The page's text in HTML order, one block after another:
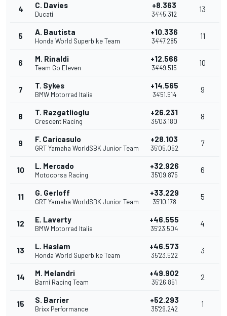
4 C. Davies
Ducati
+8.363
34'45.312
13
5 A. Bautista
Honda World Superbike Team
+10.336
34'47.285
11
6 M. Rinaldi
Team Go Eleven
+12.566
34'49.515
10
7 T. Sykes
BMW Motorrad Italia
+14.565
34'51.514
9
8 T. Razgatlioglu
Crescent Racing
+26.231
35'03.180
8
9 F. Caricasulo
GRT Yamaha WorldSBK Junior Team
+28.103
35'05.052
7
10 L. Mercado
Motocorsa Racing
+32.926
35'09.875
6
11 G. Gerloff
GRT Yamaha WorldSBK Junior Team
+33.229
35'10.178
5
12 E. Laverty
BMW Motorrad Italia
+46.555
35'23.504
4
13 L. Haslam
Honda World Superbike Team
+46.573
35'23.522
3
14 M. Melandri
Barni Racing Team
+49.902
35'26.851
2
15 S. Barrier
Brixx Performance
+52.293
35'29.242
1